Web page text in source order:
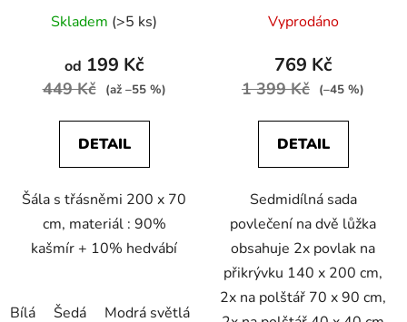
Skladem (>5 ks)
od 199 Kč
449 Kč (až –55 %)
DETAIL
Šála s třásněmi 200 x 70
cm, materiál : 90%
kašmír + 10% hedvábí
Bílá Šedá Modrá světlá Červená Oranžová Růžová
černá žlutá 140x200 na
dvě postele
Vyprodáno
769 Kč
1 399 Kč (–45 %)
DETAIL
Sedmidílná sada
povlečení na dvě lůžka
obsahuje 2x povlak na
přikrývku 140 x 200 cm,
2x na polštář 70 x 90 cm,